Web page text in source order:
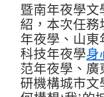
暨南年夜學
紹，本次任
年夜學、山
科技年夜學身
范年夜學、
研機構城市